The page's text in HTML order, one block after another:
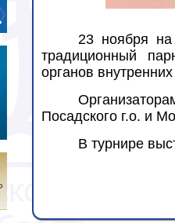
23 ноября
традиционный
органов
Посадского г.о. и
В турнире